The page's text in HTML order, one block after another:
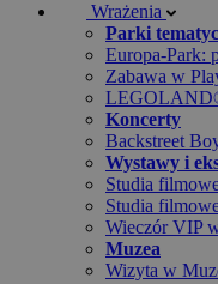
Wrażenia
Parki
Europa-Park:
Zabawa w
Koncerty
Backstreet
Wystawy i
Studia
Studia
Wieczór VIP
Muzea
Wizyta w